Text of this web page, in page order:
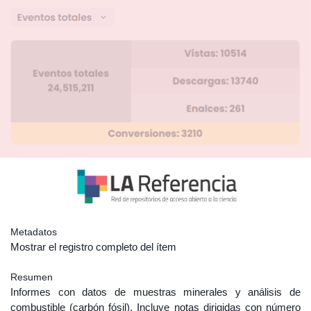
Metadatos
Mostrar el registro completo del ítem
Resumen
Informes con datos de muestras minerales y análisis de
combustible (carbón fósil). Incluye notas dirigidas con número